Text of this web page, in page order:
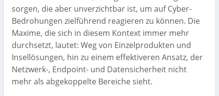
sorgen, die aber unverzichtbar ist, um auf Cyber-
Bedrohungen zielführend reagieren zu können. Die
Maxime, die sich in diesem Kontext immer mehr
durchsetzt, lautet: Weg von Einzelprodukten und
Insellösungen, hin zu einem effektiveren Ansatz, der
Netzwerk-, Endpoint- und Datensicherheit nicht
mehr als abgekoppelte Bereiche sieht.